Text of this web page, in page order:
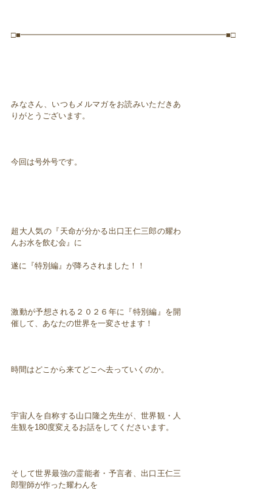
□■━━━━━━━━━━━━━━━━━━━━━━━━━━■□
みなさん、いつもメルマガをお読みいただきあ
りがとうございます。
今回は号外号です。
超大人気の『天命が分かる出口王仁三郎の耀わ
んお水を飲む会』に
遂に『特別編』が降ろされました！！
激動が予想される２０２６年に『特別編』を開
催して、あなたの世界を一変させます！
時間はどこから来てどこへ去っていくのか。
宇宙人を自称する山口隆之先生が、世界観・人
生観を180度変えるお話をしてくださいます。
そして世界最強の霊能者・予言者、出口王仁三
郎聖師が作った耀わんを